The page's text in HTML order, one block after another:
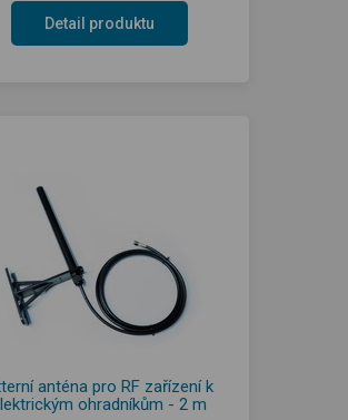
Detail produktu
anténa pro RF zařízení k
ohradníkům - 2 m